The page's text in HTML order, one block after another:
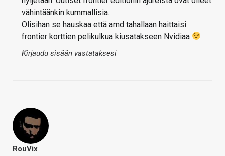
vähintäänkin kummallisia.
Olisihan se hauskaa että amd tahallaan haittaisi
frontier korttien pelikulkua kiusatakseen Nvidiaa
Kirjaudu sisään vastataksesi
RouVix